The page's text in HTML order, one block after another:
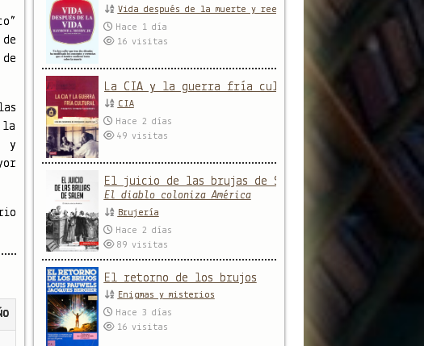
la
y
Vida después de la muerte y reencarnación
Hace 1 día
16 visitas
La CIA y la guerra fría cultural
CIA
Hace 2 días
49 visitas
El juicio de las brujas de Salem
El diablo coloniza América
Brujería
Hace 2 días
89 visitas
El retorno de los brujos
Enigmas y misterios
Hace 3 días
16 visitas